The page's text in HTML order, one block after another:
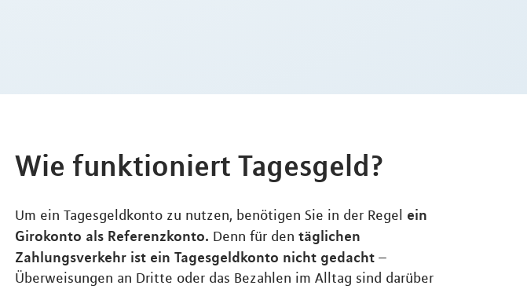
Wie funktioniert Tagesgeld?
Um ein Tagesgeldkonto zu nutzen, benötigen Sie in der Regel ein
Girokonto als Referenzkonto. Denn für den täglichen
Zahlungsverkehr ist ein Tagesgeldkonto nicht gedacht –
Überweisungen an Dritte oder das Bezahlen im Alltag sind darüber